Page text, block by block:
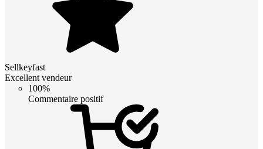
Sellkeyfast
Excellent vendeur
100%
Commentaire positif